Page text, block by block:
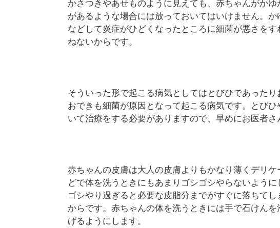
かさつきやあせものように見えても、赤ちゃんがか
があるような場合には放っておいてはいけません。
などして炎症がひどくなったところに細菌が悪さを
ねないからです。
そういった形で起こる病気としてはとびひであった
おできも細菌が原因となって起こる病気です。とび
いて治療をする必要がありますので、早めにお医者さ
赤ちゃんの皮膚は大人の皮膚よりもかなり薄くデリ
どで体を洗うときにもあまりゴシゴシやらないよう
ゴシやり過ぎると必要な皮脂分までがすぐに落ちて
からです。赤ちゃんの体を洗うときには手で石けん
げるようにします。